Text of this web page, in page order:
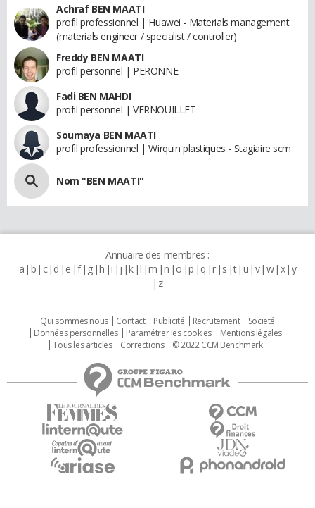
Achraf BEN MAATI
profil professionnel | Huawei - Materials management
(materials engineer / specialist / controller)
Freddy BEN MAATI
profil personnel | PERONNE
Fadi BEN MAHDI
profil personnel | VERNOUILLET
Soumaya BEN MAATI
profil professionnel | Wirquin plastiques - Stagiaire scm
Nom "BEN MAATI"
Annuaire des membres :
a b c d e f g h i j k l m n o p q r s t u v w x y
z
Qui sommes nous Contact Publicité Recrutement
Societé
Données personnelles
Paramétrer les cookies
Mentions légales
Tous les articles
Corrections © 2022 CCM Benchmark